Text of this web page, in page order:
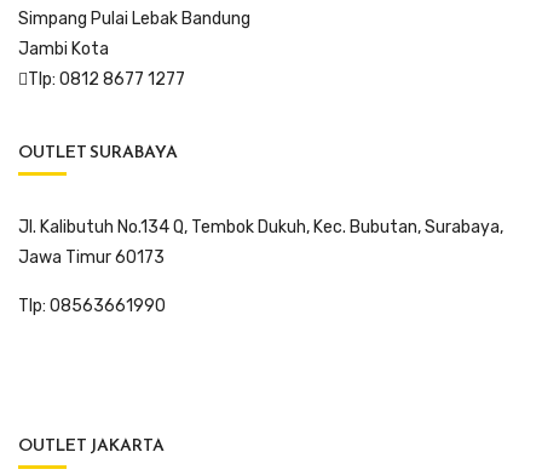
Simpang Pulai Lebak Bandung
Jambi Kota
Tlp: 0812 8677 1277
OUTLET SURABAYA
Jl. Kalibutuh No.134 Q, Tembok Dukuh, Kec. Bubutan, Surabaya,
Jawa Timur 60173
Tlp: 08563661990
OUTLET JAKARTA